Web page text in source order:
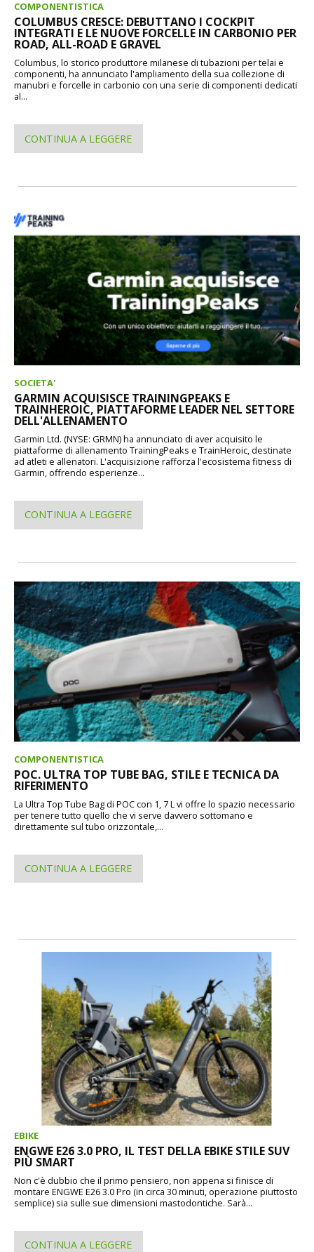
COMPONENTISTICA
COLUMBUS CRESCE: DEBUTTANO I COCKPIT
INTEGRATI E LE NUOVE FORCELLE IN CARBONIO PER
ROAD, ALL-ROAD E GRAVEL
Columbus, lo storico produttore milanese di tubazioni per telai e
componenti, ha annunciato l'ampliamento della sua collezione di
manubri e forcelle in carbonio con una serie di componenti dedicati
al...
CONTINUA A LEGGERE
SOCIETA'
GARMIN ACQUISISCE TRAININGPEAKS E
TRAINHEROIC, PIATTAFORME LEADER NEL SETTORE
DELL'ALLENAMENTO
Garmin Ltd. (NYSE: GRMN) ha annunciato di aver acquisito le
piattaforme di allenamento TrainingPeaks e TrainHeroic, destinate
ad atleti e allenatori. L'acquisizione rafforza l'ecosistema fitness di
Garmin, offrendo esperienze...
CONTINUA A LEGGERE
COMPONENTISTICA
POC. ULTRA TOP TUBE BAG, STILE E TECNICA DA
RIFERIMENTO
La Ultra Top Tube Bag di POC con 1, 7 L vi offre lo spazio necessario
per tenere tutto quello che vi serve davvero sottomano e
direttamente sul tubo orizzontale,...
CONTINUA A LEGGERE
EBIKE
ENGWE E26 3.0 PRO, IL TEST DELLA EBIKE STILE SUV
PIÙ SMART
Non c'è dubbio che il primo pensiero, non appena si finisce di
montare ENGWE E26 3.0 Pro (in circa 30 minuti, operazione piuttosto
semplice) sia sulle sue dimensioni mastodontiche. Sarà...
CONTINUA A LEGGERE